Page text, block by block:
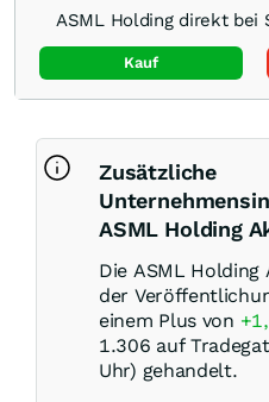
ASML Holding direkt bei
Kauf
Zusätzliche
ASML Holding
Die ASML
der
einem Plus von
1.306 auf
Uhr) gehandelt.